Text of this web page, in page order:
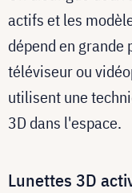
actifs et les
dépend en
téléviseur ou
utilisent une
3D dans l'espace.
Lunettes 3D